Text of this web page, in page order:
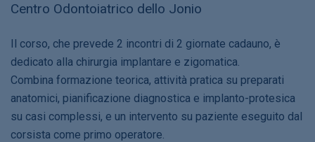
Centro Odontoiatrico dello Jonio
Il corso, che prevede 2 incontri di 2 giornate cadauno, è
dedicato alla chirurgia implantare e zigomatica.
Combina formazione teorica, attività pratica su preparati
anatomici, pianificazione diagnostica e implanto-protesica
su casi complessi, e un intervento su paziente eseguito dal
corsista come primo operatore.